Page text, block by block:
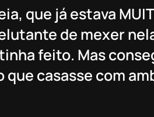
que já estava
de mexer
feito. Mas
casasse com